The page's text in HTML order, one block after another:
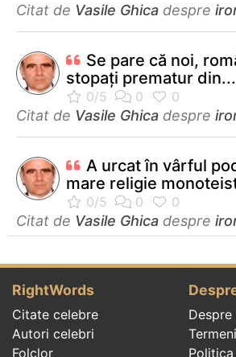
Citat de Vasile Ghica despre
Se pare că noi,
stopaţi prematur din...
Citat de Vasile Ghica despre
A urcat în vârful
mare religie
Citat de Vasile Ghica despre
RightWords
Citate celebre
Autori celebri
Folclor
Despre